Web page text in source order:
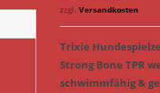
zzgl. Versandkosten
Trixie
Strong Bone TPR
schwimmfähig &